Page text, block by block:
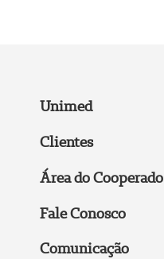
Unimed
Clientes
Área do Cooperado
Fale Conosco
Comunicação